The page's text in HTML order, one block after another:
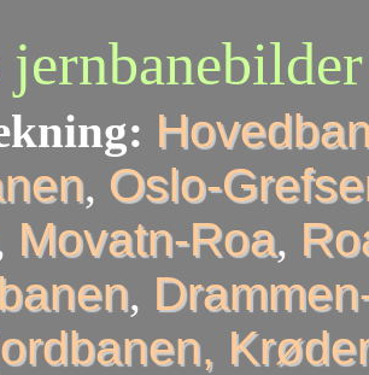
jernbanebilder
, Oslo-
Movatn-Roa,
,